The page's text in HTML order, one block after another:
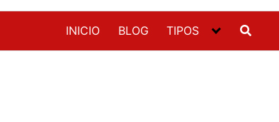
INICIO BLOG TIPOS